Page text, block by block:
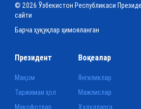
© 2026 Ўзбекистон Республикаси
сайти
Барча ҳуқуқлар ҳимояланган
Президент
Мақом
Таржимаи ҳол
Мукофотлар
Воқеалар
Янгиликлар
Мажлислар
Ҳудудларга